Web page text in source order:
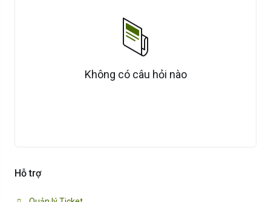
Hỗ trợ
Không có câu hỏi nào